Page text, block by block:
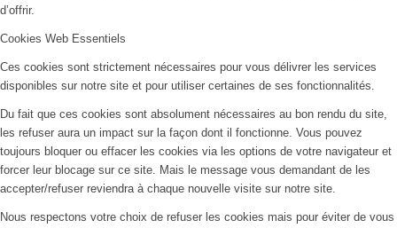
d’offrir.
Cookies Web Essentiels
Ces cookies sont strictement nécessaires pour vous délivrer les services
disponibles sur notre site et pour utiliser certaines de ses fonctionnalités.
Du fait que ces cookies sont absolument nécessaires au bon rendu du site,
les refuser aura un impact sur la façon dont il fonctionne. Vous pouvez
toujours bloquer ou effacer les cookies via les options de votre navigateur et
forcer leur blocage sur ce site. Mais le message vous demandant de les
accepter/refuser reviendra à chaque nouvelle visite sur notre site.
Nous respectons votre choix de refuser les cookies mais pour éviter de vous